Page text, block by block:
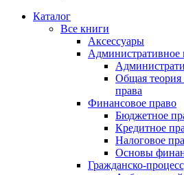
Каталог
Все книги
Аксессуары
Административное
Общая теория
права
Финансовое право
Бюджетное
Кредитное
Налоговое
Основы
Гражданско-